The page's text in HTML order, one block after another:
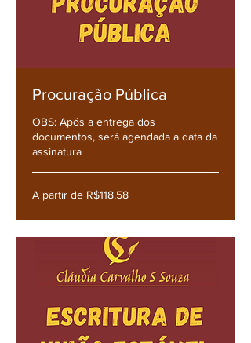
Procuração Pública
OBS: Após a entrega dos
documentos, será agendada a data da
assinatura
A
partir
A partir de R$118,58